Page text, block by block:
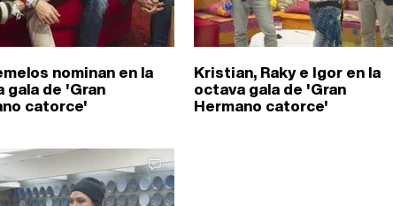
nominan en la
gala de 'Gran
catorce'
Kristian, Raky e Igor en la
octava gala de 'Gran
Hermano catorce'